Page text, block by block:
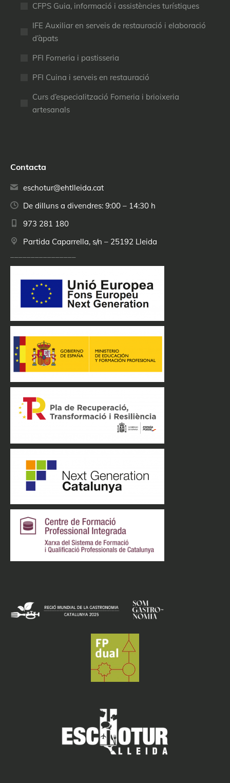
CFPS Guia, informació i assistències turístiques
IFE Auxiliar en serveis de restauració i elaboració
d’àpats
PFI Forneria i pastisseria
PFI Cuina i serveis en restauració
Curs d’especialització Forneria i brioixeria
artesanals
Contacta
eschotur@ehtlleida.cat
De dilluns a divendres: 9:00 – 14:30 h
973 281 180
Partida Caparrella, s/n – 25192 Lleida